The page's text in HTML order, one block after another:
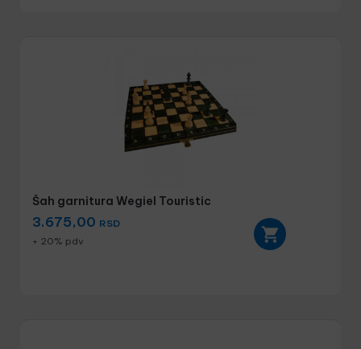
Šah garnitura Wegiel Touristic
3.675,00 RSD
+ 20% pdv